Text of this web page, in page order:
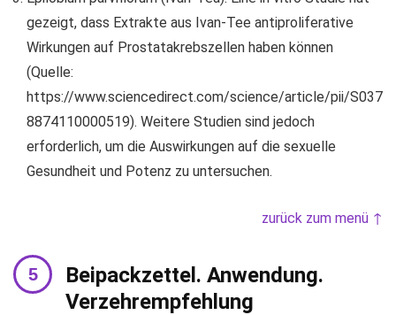
gezeigt, dass Extrakte aus Ivan-Tee antiproliferative
Wirkungen auf Prostatakrebszellen haben können
(Quelle:
https://www.sciencedirect.com/science/article/pii/S037
8874110000519). Weitere Studien sind jedoch
erforderlich, um die Auswirkungen auf die sexuelle
Gesundheit und Potenz zu untersuchen.
zurück zum menü ↑
Beipackzettel. Anwendung.
Verzehrempfehlung